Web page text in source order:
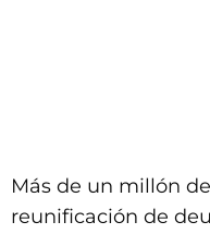
Más de un millón
reunificación de